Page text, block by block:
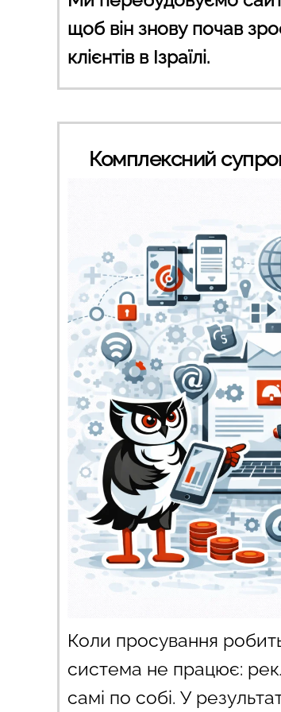
щоб він знову почав
клієнтів в Ізраїлі.
Комплексний
Коли просування
система не працює:
самі по собі. У